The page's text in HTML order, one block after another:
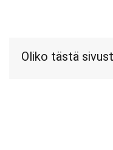
Oliko tästä